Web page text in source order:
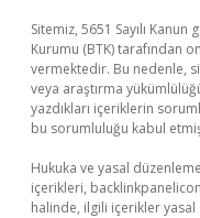
Sitemiz, 5651 Sayılı
Kurumu (BTK) tarafından
vermektedir. Bu nedenle,
veya araştırma
yazdıkları içeriklerin
bu sorumluluğu kabul etmiş
Hukuka ve yasal
içerikleri,
halinde, ilgili içerikler yasal